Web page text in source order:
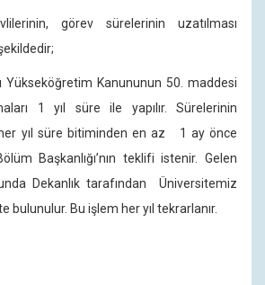
görev sürelerinin uzatılması
Kanununun 50. maddesi
1 yıl süre ile yapılır. Sürelerinin
yıl süre bitiminden en az 1 ay önce
Başkanlığı’nın teklifi istenir. Gelen
Dekanlık tarafından Üniversitemiz
bulunulur. Bu işlem her yıl tekrarlanır.